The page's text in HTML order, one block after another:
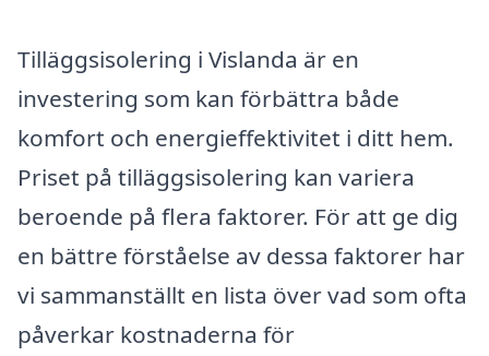
Tilläggsisolering i Vislanda är en
investering som kan förbättra både
komfort och energieffektivitet i ditt hem.
Priset på tilläggsisolering kan variera
beroende på flera faktorer. För att ge dig
en bättre förståelse av dessa faktorer har
vi sammanställt en lista över vad som ofta
påverkar kostnaderna för